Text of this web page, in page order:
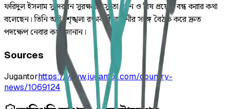
ফরিদুল ইসলাম সুন্দরবন সুরক্ষায় দস্যুতা দমন ও বিষ প্রয়োগ বন্ধ করার কথা
বলেছেন। তিনি আইনশৃঙ্খলা রক্ষাকারী বাহিনীর সঙ্গে বৈঠক করে দ্রুত
পদক্ষেপ নেবার কথা জানান।
Sources
Jugantorhttps://www.jugantor.com/country-
news/1069124